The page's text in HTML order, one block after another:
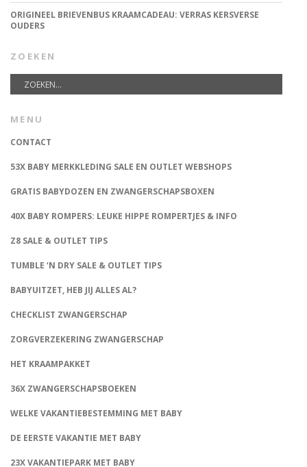
ORIGINEEL BRIEVENBUS KRAAMCADEAU: VERRAS KERSVERSE
OUDERS
ZOEKEN
MENU
CONTACT
53X BABY MERKKLEDING SALE EN OUTLET WEBSHOPS
GRATIS BABYDOZEN EN ZWANGERSCHAPSBOXEN
40X BABY ROMPERS: LEUKE HIPPE ROMPERTJES & INFO
Z8 SALE & OUTLET TIPS
TUMBLE ‘N DRY SALE & OUTLET TIPS
BABYUITZET, HEB JIJ ALLES AL?
CHECKLIST ZWANGERSCHAP
ZORGVERZEKERING ZWANGERSCHAP
HET KRAAMPAKKET
36X ZWANGERSCHAPSBOEKEN
WELKE VAKANTIEBESTEMMING MET BABY
DE EERSTE VAKANTIE MET BABY
23X VAKANTIEPARK MET BABY